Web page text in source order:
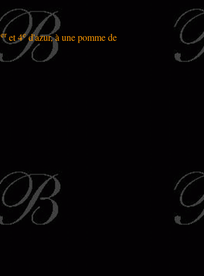
eret 4ed'azur, à une pomme de